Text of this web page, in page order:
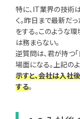
特に、IT業界の技術
く。昨日まで最新だ
をする。このような
は務まらない。
逆質問は、君が持つ
場面になる。上記の
示すと、会社は入社
する。